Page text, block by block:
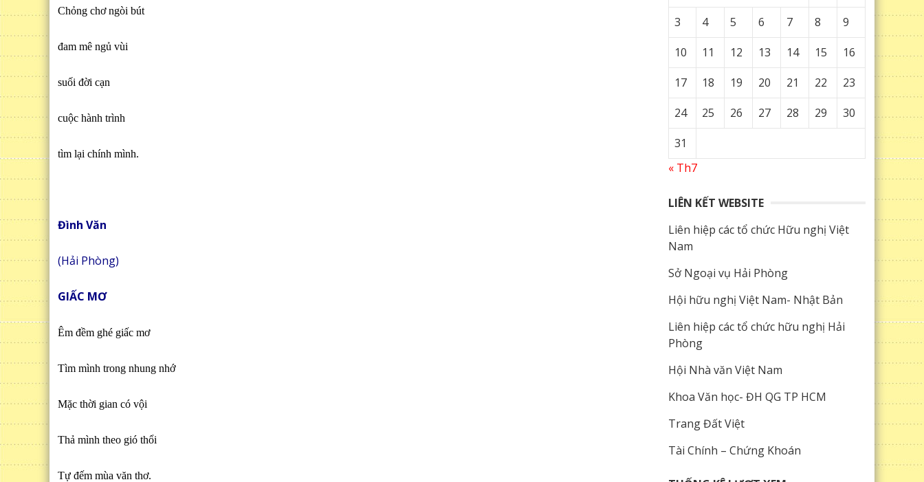
Chỏng chơ ngòi bút
đam mê ngủ vùi
suối đời cạn
cuộc hành trình
tìm lại chính mình.
Đình Văn
(Hải Phòng)
GIẤC MƠ
Êm đềm ghé giấc mơ
Tìm mình trong nhung nhớ
Mặc thời gian có vội
Thả mình theo gió thổi
Tự đếm mùa văn thơ.
3
4 5 6 7 8
9
10
11 12 13 14 15
16
17
18 19 20 21 22
23
24
25 26 27 28 29
30
31
« Th7
LIÊN KẾT WEBSITE
Liên hiệp các tổ chức Hữu nghị Việt
Nam
Sở Ngoại vụ Hải Phòng
Hội hữu nghị Việt Nam- Nhật Bản
Liên hiệp các tổ chức hữu nghị Hải
Phòng
Hội Nhà văn Việt Nam
Khoa Văn học- ĐH QG TP HCM
Trang Đất Việt
Tài Chính – Chứng Khoán